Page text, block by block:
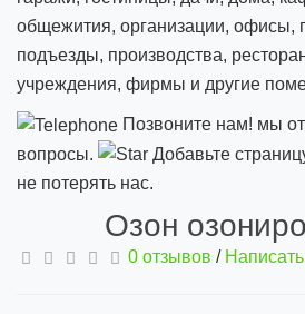
общежития, организации, офисы,
подъезды, производства,
учреждения, фирмы и другие
Позвоните нам! мы
вопросы.
Добавьте
не потерять нас.
Озон
0 отзывов /